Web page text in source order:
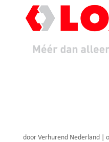
door Verhurend Nederland